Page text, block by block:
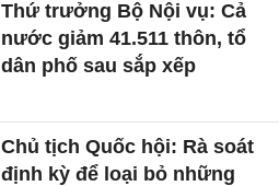
Thứ trưởng Bộ Nội vụ: Cả
nước giảm 41.511 thôn, tổ
dân phố sau sắp xếp
Chủ tịch Quốc hội: Rà soát
định kỳ để loại bỏ những